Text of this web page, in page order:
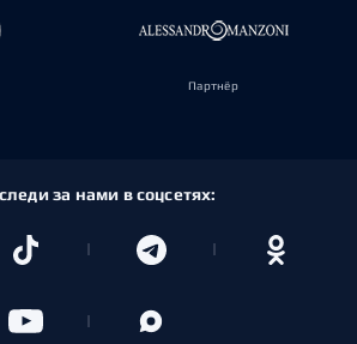
Партнёр
за нами в соцсетях: